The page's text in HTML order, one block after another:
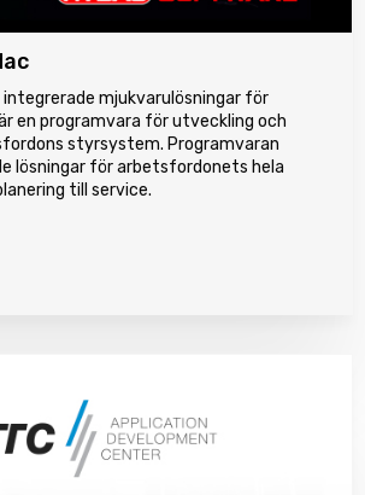
mjukvarulösningar för
en programvara för utveckling och
styrsystem. Programvaran
lösningar för arbetsfordonets hela
till service.